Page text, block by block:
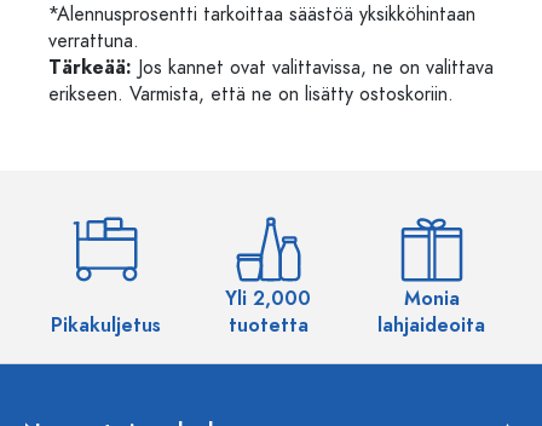
*Alennusprosentti tarkoittaa säästöä yksikköhintaan
verrattuna.
Tärkeää: Jos kannet ovat valittavissa, ne on valittava
erikseen. Varmista, että ne on lisätty ostoskoriin.
Pikakuljetus
Yli 2,000
tuotetta
Monia
lahjaideoita